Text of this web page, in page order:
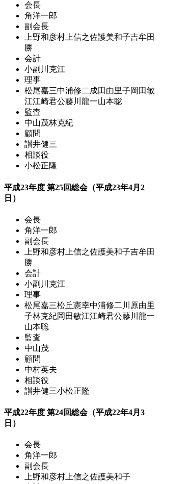
会長
角洋一郎
副会長
上野和彦村上信之佐護美和子吉牟田
勝
会計
小副川克江
理事
松尾嘉三中浦修二 成田由里子岡田敏
江江崎君公藤川龍一山本聡
監査
中山茂林克紀
顧問
讃井健三
相談役
小松正隆
平成23年度 第25回総会（平成23年4月2
日）
会長
角洋一郎
副会長
上野和彦村上信之佐護美和子吉牟田
勝
会計
小副川克江
理事
松尾嘉三松丘憲幸中浦修二 川原由里
子林克紀岡田敏江江崎君公藤川龍一
山本聡
監査
中山茂
顧問
中村英夫
相談役
讃井健三小松正隆
平成22年度 第24回総会（平成22年4月3
日）
会長
角洋一郎
副会長
上野和彦村上信之佐護美和子